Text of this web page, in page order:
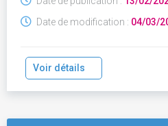
Date de modification : 04/03/
Voir détails